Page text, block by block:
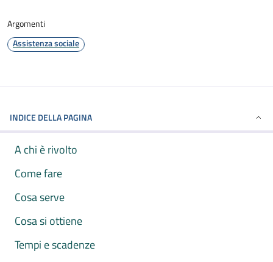
Argomenti
Assistenza sociale
INDICE DELLA PAGINA
A chi è rivolto
Come fare
Cosa serve
Cosa si ottiene
Tempi e scadenze